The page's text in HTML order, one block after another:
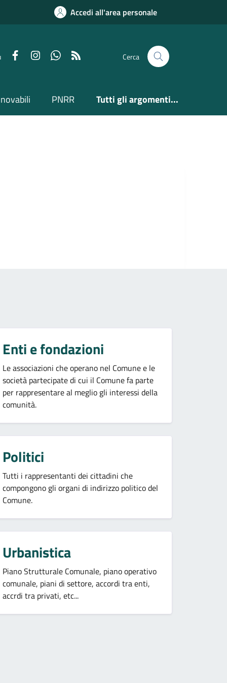
Accedi all'area personale
FacebookInstagramWhatsapp Cerca
PNRR Tutti gli argomenti...
Enti e fondazioni
Le associazioni che operano nel Comune e le
società partecipate di cui il Comune fa parte
per rappresentare al meglio gli interessi della
comunità.
Politici
Tutti i rappresentanti dei cittadini che
compongono gli organi di indirizzo politico del
Comune.
Urbanistica
Piano Strutturale Comunale, piano operativo
comunale, piani di settore, accordi tra enti,
accrdi tra privati, etc...